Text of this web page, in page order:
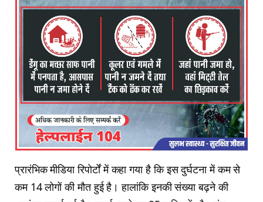
प्रारंभिक मीडिया रिपोर्टों में कहा गया है कि इस दुर्घटना में कम से
कम 14 लोगों की मौत हुई है। हालांकि इनकी संख्या बढ़ने की